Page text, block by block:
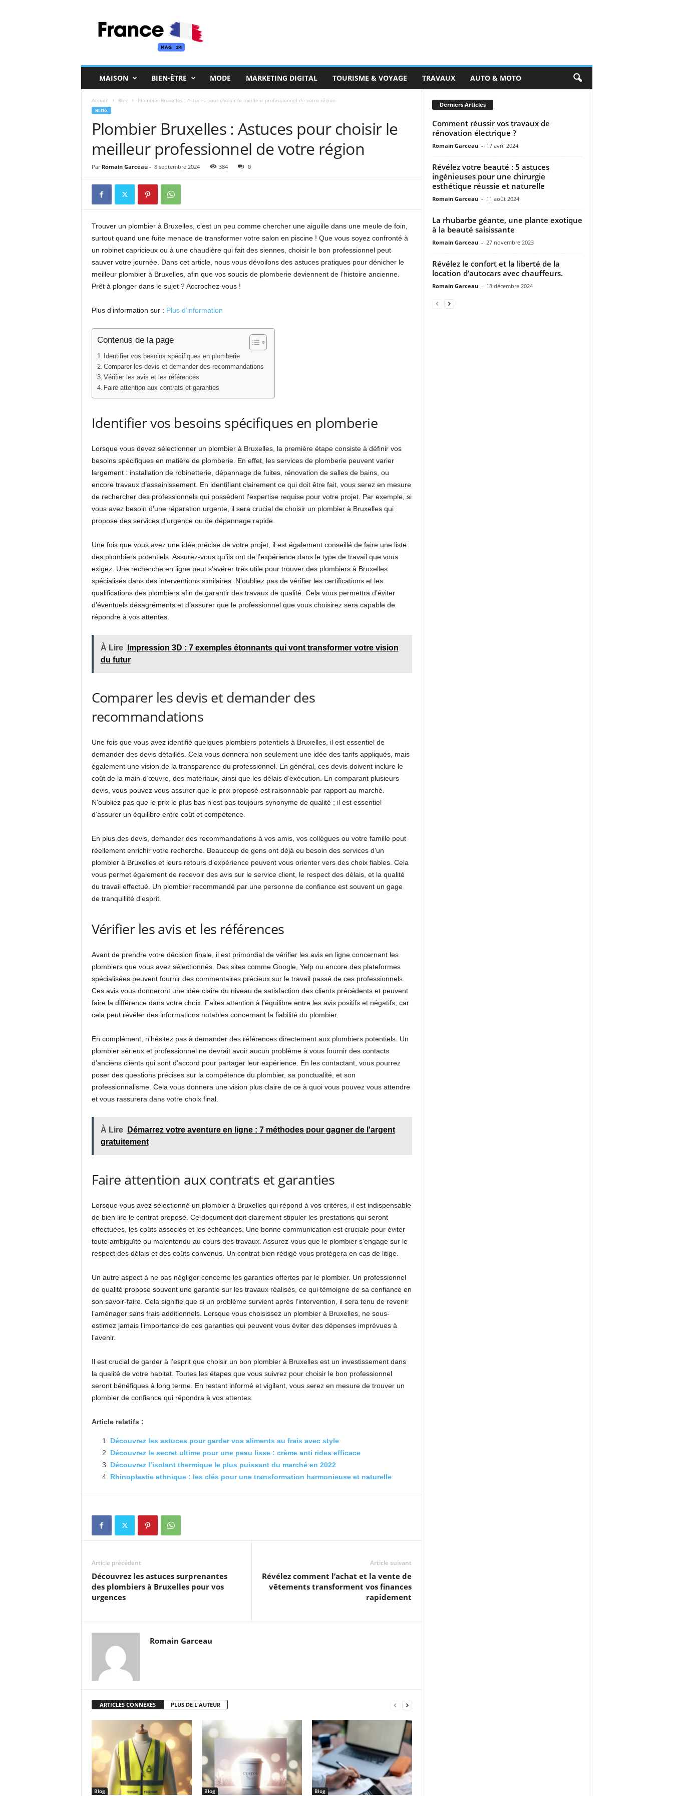
MAISON BIEN-ÊTRE MODE MARKETING DIGITAL TOURISME & VOYAGE TRAVAUX AUTO & MOTO
Accueil Blog Plombier Bruxelles : Astuces pour choisir le meilleur professionnel de votre région
BLOG
Plombier Bruxelles : Astuces pour choisir le
meilleur professionnel de votre région
Par Romain Garceau- 8 septembre 2024 384 0
Trouver un plombier à Bruxelles, c’est un peu comme chercher une aiguille dans une meule de foin,
surtout quand une fuite menace de transformer votre salon en piscine ! Que vous soyez confronté à
un robinet capricieux ou à une chaudière qui fait des siennes, choisir le bon professionnel peut
sauver votre journée. Dans cet article, nous vous dévoilons des astuces pratiques pour dénicher le
meilleur plombier à Bruxelles, afin que vos soucis de plomberie deviennent de l’histoire ancienne.
Prêt à plonger dans le sujet ? Accrochez-vous !
Plus d’information sur : Plus d’information
Contenus de la page
Identifier vos besoins spécifiques en plomberie
Comparer les devis et demander des recommandations
Vérifier les avis et les références
Faire attention aux contrats et garanties
Identifier vos besoins spécifiques en plomberie
Lorsque vous devez sélectionner un plombier à Bruxelles, la première étape consiste à définir vos
besoins spécifiques en matière de plomberie. En effet, les services de plomberie peuvent varier
largement : installation de robinetterie, dépannage de fuites, rénovation de salles de bains, ou
encore travaux d’assainissement. En identifiant clairement ce qui doit être fait, vous serez en mesure
de rechercher des professionnels qui possèdent l’expertise requise pour votre projet. Par exemple, si
vous avez besoin d’une réparation urgente, il sera crucial de choisir un plombier à Bruxelles qui
propose des services d’urgence ou de dépannage rapide.
Une fois que vous avez une idée précise de votre projet, il est également conseillé de faire une liste
des plombiers potentiels. Assurez-vous qu’ils ont de l’expérience dans le type de travail que vous
exigez. Une recherche en ligne peut s’avérer très utile pour trouver des plombiers à Bruxelles
spécialisés dans des interventions similaires. N’oubliez pas de vérifier les certifications et les
qualifications des plombiers afin de garantir des travaux de qualité. Cela vous permettra d’éviter
d’éventuels désagréments et d’assurer que le professionnel que vous choisirez sera capable de
répondre à vos attentes.
À Lire
Impression 3D : 7 exemples étonnants qui vont transformer votre vision
du futur
Comparer les devis et demander des
recommandations
Une fois que vous avez identifié quelques plombiers potentiels à Bruxelles, il est essentiel de
demander des devis détaillés. Cela vous donnera non seulement une idée des tarifs appliqués, mais
également une vision de la transparence du professionnel. En général, ces devis doivent inclure le
coût de la main-d’œuvre, des matériaux, ainsi que les délais d’exécution. En comparant plusieurs
devis, vous pouvez vous assurer que le prix proposé est raisonnable par rapport au marché.
N’oubliez pas que le prix le plus bas n’est pas toujours synonyme de qualité ; il est essentiel
d’assurer un équilibre entre coût et compétence.
En plus des devis, demander des recommandations à vos amis, vos collègues ou votre famille peut
réellement enrichir votre recherche. Beaucoup de gens ont déjà eu besoin des services d’un
plombier à Bruxelles et leurs retours d’expérience peuvent vous orienter vers des choix fiables. Cela
vous permet également de recevoir des avis sur le service client, le respect des délais, et la qualité
du travail effectué. Un plombier recommandé par une personne de confiance est souvent un gage
de tranquillité d’esprit.
Vérifier les avis et les références
Avant de prendre votre décision finale, il est primordial de vérifier les avis en ligne concernant les
plombiers que vous avez sélectionnés. Des sites comme Google, Yelp ou encore des plateformes
spécialisées peuvent fournir des commentaires précieux sur le travail passé de ces professionnels.
Ces avis vous donneront une idée claire du niveau de satisfaction des clients précédents et peuvent
faire la différence dans votre choix. Faites attention à l’équilibre entre les avis positifs et négatifs, car
cela peut révéler des informations notables concernant la fiabilité du plombier.
En complément, n’hésitez pas à demander des références directement aux plombiers potentiels. Un
plombier sérieux et professionnel ne devrait avoir aucun problème à vous fournir des contacts
d’anciens clients qui sont d’accord pour partager leur expérience. En les contactant, vous pourrez
poser des questions précises sur la compétence du plombier, sa ponctualité, et son
professionnalisme. Cela vous donnera une vision plus claire de ce à quoi vous pouvez vous attendre
et vous rassurera dans votre choix final.
À Lire
Démarrez votre aventure en ligne : 7 méthodes pour gagner de l'argent
gratuitement
Faire attention aux contrats et garanties
Lorsque vous avez sélectionné un plombier à Bruxelles qui répond à vos critères, il est indispensable
de bien lire le contrat proposé. Ce document doit clairement stipuler les prestations qui seront
effectuées, les coûts associés et les échéances. Une bonne communication est cruciale pour éviter
toute ambiguïté ou malentendu au cours des travaux. Assurez-vous que le plombier s’engage sur le
respect des délais et des coûts convenus. Un contrat bien rédigé vous protégera en cas de litige.
Un autre aspect à ne pas négliger concerne les garanties offertes par le plombier. Un professionnel
de qualité propose souvent une garantie sur les travaux réalisés, ce qui témoigne de sa confiance en
son savoir-faire. Cela signifie que si un problème survient après l’intervention, il sera tenu de revenir
l’aménager sans frais additionnels. Lorsque vous choisissez un plombier à Bruxelles, ne sous-
estimez jamais l’importance de ces garanties qui peuvent vous éviter des dépenses imprévues à
l’avenir.
Il est crucial de garder à l’esprit que choisir un bon plombier à Bruxelles est un investissement dans
la qualité de votre habitat. Toutes les étapes que vous suivrez pour choisir le bon professionnel
seront bénéfiques à long terme. En restant informé et vigilant, vous serez en mesure de trouver un
plombier de confiance qui répondra à vos attentes.
Article relatifs :
Découvrez les astuces pour garder vos aliments au frais avec style
Découvrez le secret ultime pour une peau lisse : crème anti rides efficace
Découvrez l’isolant thermique le plus puissant du marché en 2022
Rhinoplastie ethnique : les clés pour une transformation harmonieuse et naturelle
Article précédent
Découvrez les astuces surprenantes
des plombiers à Bruxelles pour vos
urgences
Article suivant
Révélez comment l’achat et la vente de
vêtements transforment vos finances
rapidement
Romain Garceau
ARTICLES CONNEXES PLUS DE L'AUTEUR
Blog Blog Blog
Derniers Articles
Comment réussir vos travaux de
rénovation électrique ?
Romain Garceau - 17 avril 2024
Révélez votre beauté : 5 astuces
ingénieuses pour une chirurgie
esthétique réussie et naturelle
Romain Garceau - 11 août 2024
La rhubarbe géante, une plante exotique
à la beauté saisissante
Romain Garceau - 27 novembre 2023
Révélez le confort et la liberté de la
location d’autocars avec chauffeurs.
Romain Garceau - 18 décembre 2024